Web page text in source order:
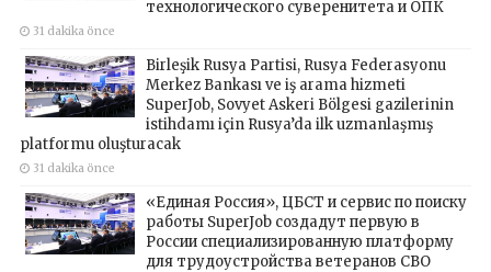
технологического суверенитета и ОПК
31 dakika önce
Birleşik Rusya Partisi, Rusya Federasyonu
Merkez Bankası ve iş arama hizmeti
SuperJob, Sovyet Askeri Bölgesi gazilerinin
istihdamı için Rusya’da ilk uzmanlaşmış
platformu oluşturacak
31 dakika önce
«Единая Россия», ЦБСТ и сервис по поиску
работы SuperJob создадут первую в
России специализированную платформу
для трудоустройства ветеранов СВО